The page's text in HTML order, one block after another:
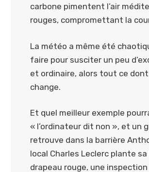
carbone pimentent l’air
rouges, compromettant la
La météo a même été
faire pour susciter un peu
et ordinaire, alors tout ce
change.
Et quel meilleur exemple
« l’ordinateur dit non », et un
retrouve dans la barrière
local Charles Leclerc plante
drapeau rouge, une